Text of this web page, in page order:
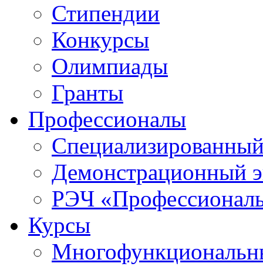
Стипендии
Конкурсы
Олимпиады
Гранты
Профессионалы
Демонстрационный
РЭЧ
Курсы